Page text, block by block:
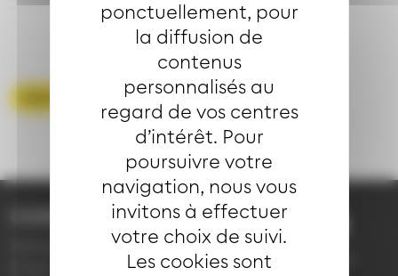
ponctuellement, pour
la diffusion de
contenus
personnalisés au
regard de vos centres
d’intérêt. Pour
poursuivre votre
navigation, nous vous
invitons à effectuer
votre choix de suivi.
Les cookies sont
Voir toutes les FAQ
Demande d'information
03 89 66 77 77
du lundi au vendredi de